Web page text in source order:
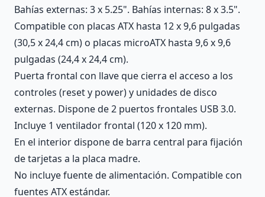
Bahías externas: 3 x 5.25". Bahías internas: 8 x 3.5".
Compatible con placas ATX hasta 12 x 9,6 pulgadas
(30,5 x 24,4 cm) o placas microATX hasta 9,6 x 9,6
pulgadas (24,4 x 24,4 cm).
Puerta frontal con llave que cierra el acceso a los
controles (reset y power) y unidades de disco
externas. Dispone de 2 puertos frontales USB 3.0.
Incluye 1 ventilador frontal (120 x 120 mm).
En el interior dispone de barra central para fijación
de tarjetas a la placa madre.
No incluye fuente de alimentación. Compatible con
fuentes ATX estándar.